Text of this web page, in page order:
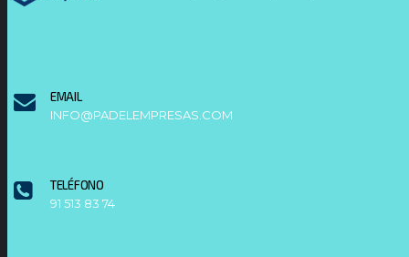
EMAIL
INFO@PADELEMPRESAS.COM
TELÉFONO
91 513 83 74